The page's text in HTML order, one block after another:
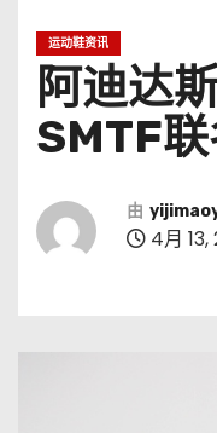
运动鞋资讯
阿迪达
SMTF
由
4月